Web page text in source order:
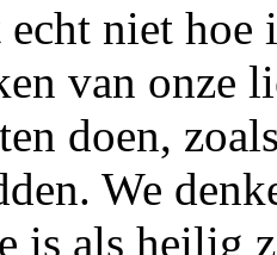
echt niet hoe
van onze
doen,
We
is als heilig